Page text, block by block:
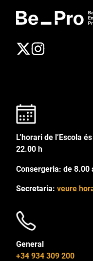
L’horari de l’Escola
22.00 h
Consergeria: de 8.00
Secretaria: veure
General
+34 934 309 200